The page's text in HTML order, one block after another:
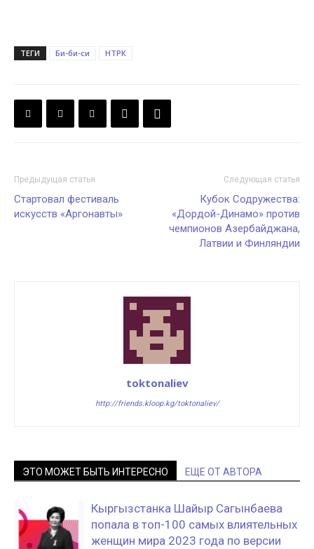
ТЕГИ Би-би-си НТРК
Предыдущая статья
Стартовал фестиваль
искусств «Аргонавты»
Следующая статья
Кубок Содружества:
«Дордой-Динамо» против
чемпионов Азербайджана,
Латвии и Финляндии
toktonaliev
http://friends.kloop.kg/toktonaliev/
ЭТО МОЖЕТ БЫТЬ ИНТЕРЕСНО ЕЩЕ ОТ АВТОРА
Кыргызстанка Шайыр Сагынбаева
попала в топ-100 самых влиятельных
женщин мира 2023 года по версии